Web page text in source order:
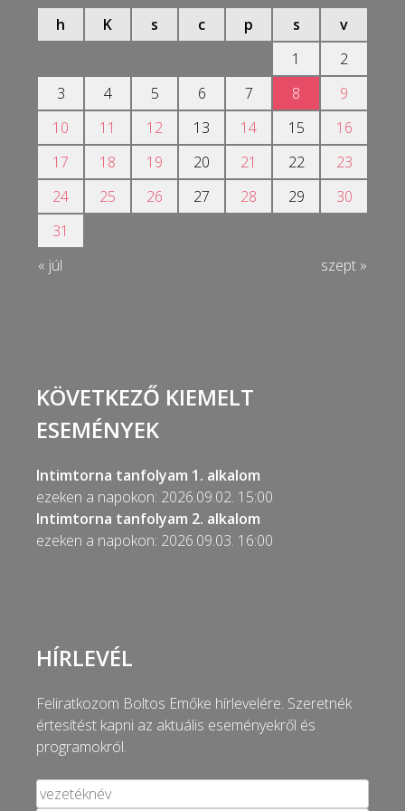
h K s c p s
v
1
2
3
4 5 6 7 8
9
10
11 12 13 14 15
16
17
18 19 20 21 22
23
24
25 26 27 28 29
30
31
« júl
szept »
KÖVETKEZŐ KIEMELT
ESEMÉNYEK
Intimtorna tanfolyam 1. alkalom
ezeken a napokon: 2026.09.02. 15:00
Intimtorna tanfolyam 2. alkalom
ezeken a napokon: 2026.09.03. 16:00
HÍRLEVÉL
Feliratkozom Boltos Emőke hírlevelére. Szeretnék
értesítést kapni az aktuális eseményekről és
programokról.